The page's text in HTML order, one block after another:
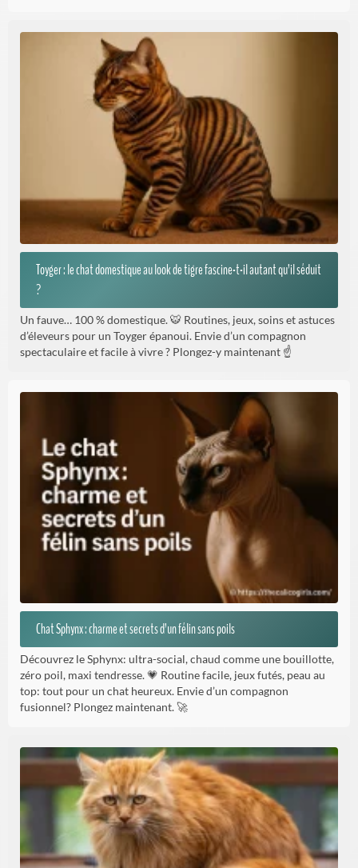
Toyger : le chat domestique au look de tigre fascine-t-il autant qu’il séduit
?
Un fauve… 100 % domestique. 🐯 Routines, jeux, soins et astuces
d’éleveurs pour un Toyger épanoui. Envie d’un compagnon
spectaculaire et facile à vivre ? Plongez-y maintenant ☝️
Chat Sphynx : charme et secrets d’un félin sans poils
Découvrez le Sphynx: ultra-social, chaud comme une bouillotte,
zéro poil, maxi tendresse. 💗 Routine facile, jeux futés, peau au
top: tout pour un chat heureux. Envie d’un compagnon
fusionnel? Plongez maintenant. 🚀